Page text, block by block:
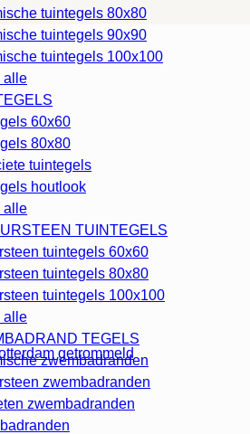
getrommeld
tuintegels 80x80
tuintegels 90x90
tuintegels 100x100
alle
60x60
80x80
tuintegels
houtlook
alle
TUINTEGELS
tuintegels 60x60
tuintegels 80x80
tuintegels 100x100
alle
TEGELS
zwembadranden
zwembadranden
zwembadranden